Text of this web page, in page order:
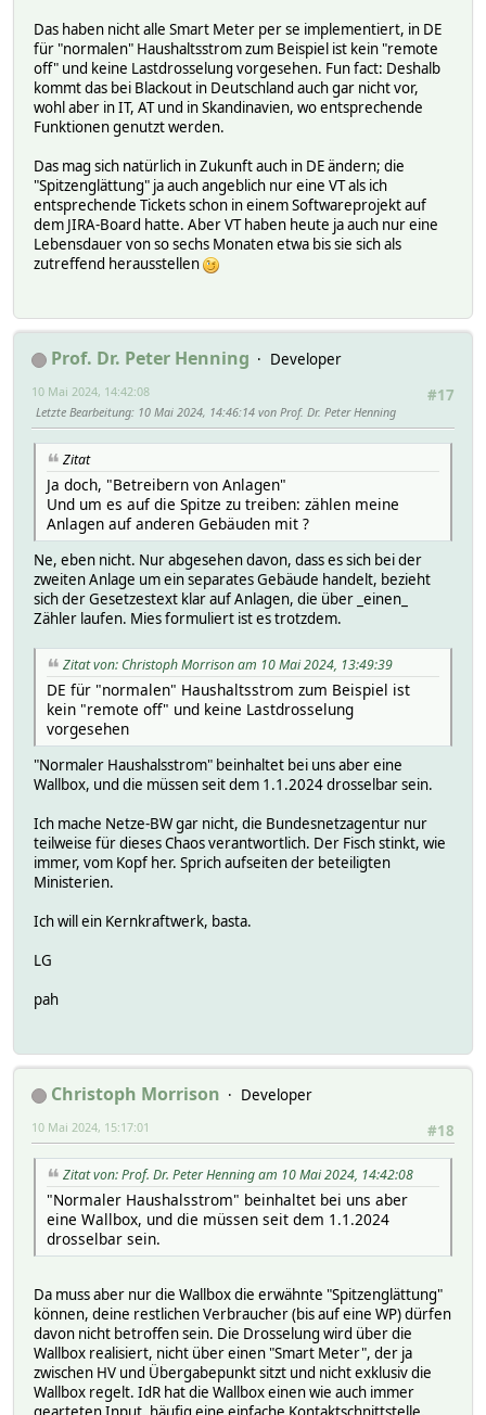
Das haben nicht alle Smart Meter per se implementiert, in DE
für "normalen" Haushaltsstrom zum Beispiel ist kein "remote
off" und keine Lastdrosselung vorgesehen. Fun fact: Deshalb
kommt das bei Blackout in Deutschland auch gar nicht vor,
wohl aber in IT, AT und in Skandinavien, wo entsprechende
Funktionen genutzt werden.
Das mag sich natürlich in Zukunft auch in DE ändern; die
"Spitzenglättung" ja auch angeblich nur eine VT als ich
entsprechende Tickets schon in einem Softwareprojekt auf
dem JIRA-Board hatte. Aber VT haben heute ja auch nur eine
Lebensdauer von so sechs Monaten etwa bis sie sich als
zutreffend herausstellen
Prof. Dr. Peter Henning
Developer
#17
10 Mai 2024, 14:42:08
Letzte Bearbeitung: 10 Mai 2024, 14:46:14 von Prof. Dr. Peter Henning
Zitat
Ja doch, "Betreibern von Anlagen"
Und um es auf die Spitze zu treiben: zählen meine
Anlagen auf anderen Gebäuden mit ?
Ne, eben nicht. Nur abgesehen davon, dass es sich bei der
zweiten Anlage um ein separates Gebäude handelt, bezieht
sich der Gesetzestext klar auf Anlagen, die über _einen_
Zähler laufen. Mies formuliert ist es trotzdem.
Zitat von: Christoph Morrison am 10 Mai 2024, 13:49:39
DE für "normalen" Haushaltsstrom zum Beispiel ist
kein "remote off" und keine Lastdrosselung
vorgesehen
"Normaler Haushalsstrom" beinhaltet bei uns aber eine
Wallbox, und die müssen seit dem 1.1.2024 drosselbar sein.
Ich mache Netze-BW gar nicht, die Bundesnetzagentur nur
teilweise für dieses Chaos verantwortlich. Der Fisch stinkt, wie
immer, vom Kopf her. Sprich aufseiten der beteiligten
Ministerien.
Ich will ein Kernkraftwerk, basta.
LG
pah
Christoph Morrison
Developer
#18
10 Mai 2024, 15:17:01
Zitat von: Prof. Dr. Peter Henning am 10 Mai 2024, 14:42:08
"Normaler Haushalsstrom" beinhaltet bei uns aber
eine Wallbox, und die müssen seit dem 1.1.2024
drosselbar sein.
Da muss aber nur die Wallbox die erwähnte "Spitzenglättung"
können, deine restlichen Verbraucher (bis auf eine WP) dürfen
davon nicht betroffen sein. Die Drosselung wird über die
Wallbox realisiert, nicht über einen "Smart Meter", der ja
zwischen HV und Übergabepunkt sitzt und nicht exklusiv die
Wallbox regelt. IdR hat die Wallbox einen wie auch immer